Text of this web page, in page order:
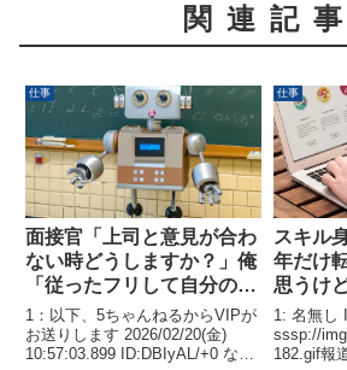
関連記事
仕事
面接官「上司と意見が合わ
ない時どうしますか？」俺
「従ったフリして自分のや
り方を押し通します。あと
同僚に上司の悪口を言いま
す」
1：以下、5ちゃんねるからVIPが
お送りします 2026/02/20(金)
10:57:03.899 ID:DBIyAL/+0 なん
仕事
スキル
年だけ
思うけ
1: 名無し
sssp://
182.gif報